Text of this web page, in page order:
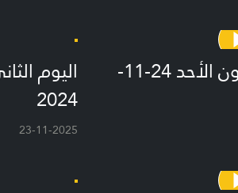
اليوم الثالث والستون الأحد 24-11-
2024
23-11-2025